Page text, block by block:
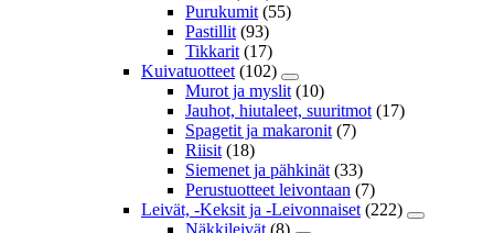
Purukumit (55)
Pastillit (93)
Tikkarit (17)
Kuivatuotteet (102)
Murot ja myslit (10)
Jauhot, hiutaleet, suuritmot (17)
Spagetit ja makaronit (7)
Riisit (18)
Siemenet ja pähkinät (33)
Perustuotteet leivontaan (7)
Leivät, -Keksit ja -Leivonnaiset (222)